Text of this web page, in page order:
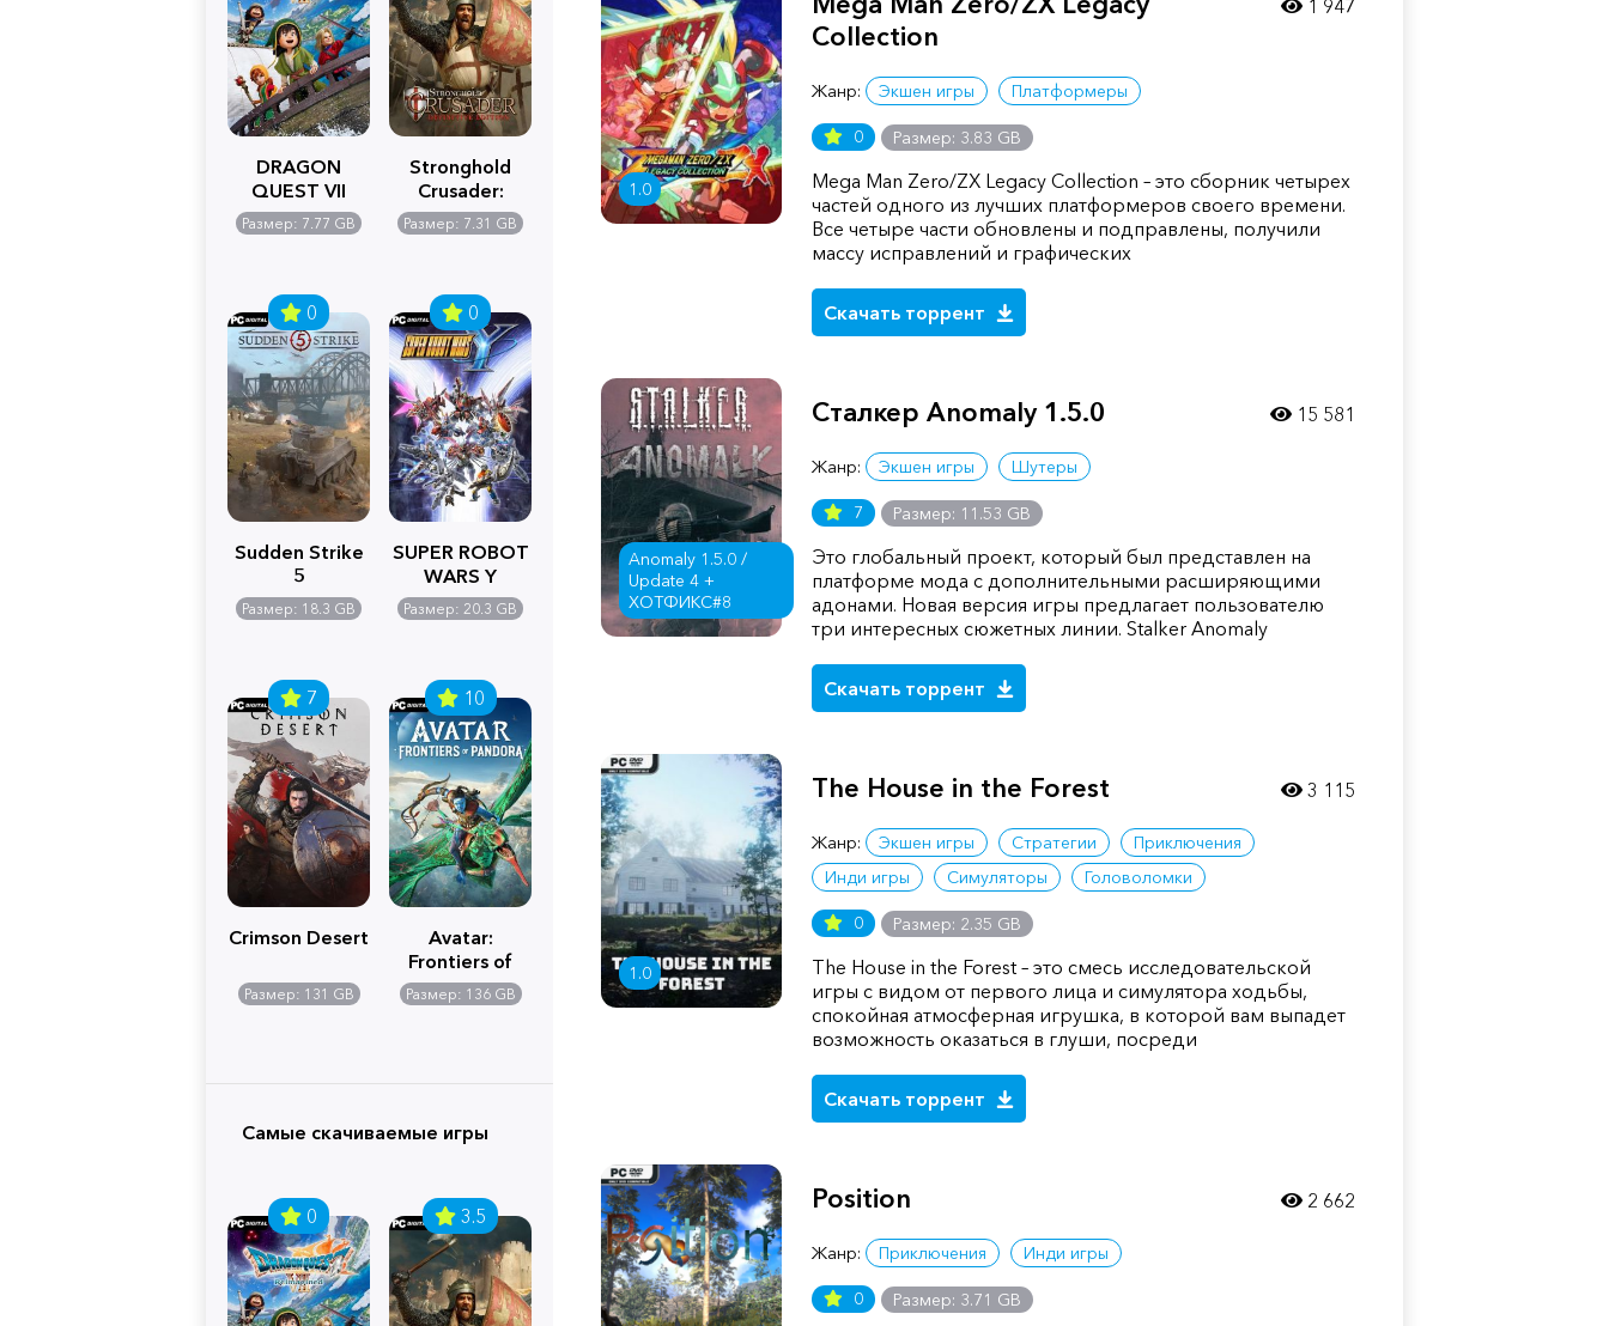
DRAGON
QUEST VII
Reimagined
Размер: 7.77 GB
Stronghold
Crusader:
Definitive
Edition
Размер: 7.31 GB
0
Sudden Strike
5
Размер: 18.3 GB
0
SUPER ROBOT
WARS Y
Размер: 20.3 GB
7
Crimson Desert
Размер: 131 GB
10
Avatar:
Frontiers of
Pandora
Размер: 136 GB
Самые скачиваемые игры
0 3.5
1.0
Collection
Жанр: Экшен игры Платформеры
0 Размер: 3.83 GB
Mega Man Zero/ZX Legacy Collection – это сборник четырех
частей одного из лучших платформеров своего времени.
Все четыре части обновлены и подправлены, получили
массу исправлений и графических
Скачать торрент
1 947
Anomaly 1.5.0 /
Update 4 +
ХОТФИКС#8
Сталкер Anomaly 1.5.0
Жанр: Экшен игры Шутеры
7 Размер: 11.53 GB
Это глобальный проект, который был представлен на
платформе мода с дополнительными расширяющими
адонами. Новая версия игры предлагает пользователю
три интересных сюжетных линии. Stalker Anomaly
Скачать торрент
15 581
1.0
The House in the Forest
Жанр: Экшен игры Стратегии
Приключения
Инди игры
Симуляторы Головоломки
0 Размер: 2.35 GB
The House in the Forest – это смесь исследовательской
игры с видом от первого лица и симулятора ходьбы,
спокойная атмосферная игрушка, в которой вам выпадет
возможность оказаться в глуши, посреди
Скачать торрент
3 115
Position
Жанр: Приключения Инди игры
0 Размер: 3.71 GB
2 662